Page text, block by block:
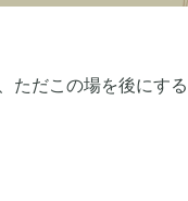
ただこの場を後にする